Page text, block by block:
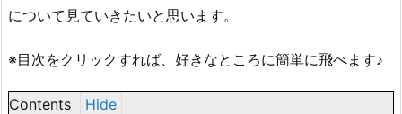
について見ていきたいと思います。
※目次をクリックすれば、好きなところに簡単に飛べます♪
Contents